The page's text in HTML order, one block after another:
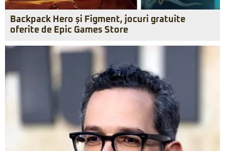
Backpack Hero și Figment, jocuri gratuite
oferite de Epic Games Store